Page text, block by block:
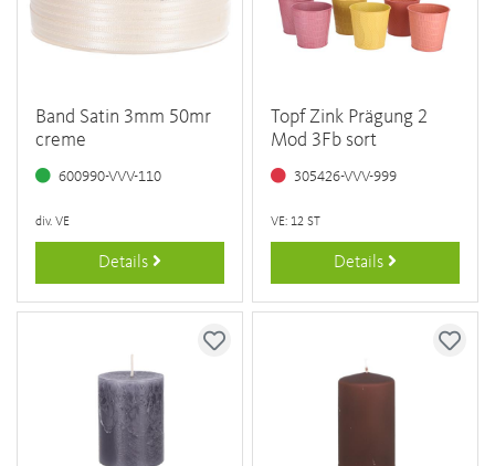
Band Satin 3mm 50mr
creme
600990-VVV-110
div. VE
Details
Topf Zink Prägung 2
Mod 3Fb sort
305426-VVV-999
VE: 12 ST
Details